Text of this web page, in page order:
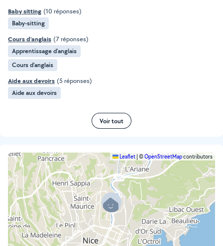
Baby sitting (10 réponses)
Baby-sitting
Cours d'anglais (7 réponses)
Apprentissage d'anglais
Cours d'anglais
Aide aux devoirs (5 réponses)
Aide aux devoirs
Voir tout
Leaflet ©OpenStreetMapcontributors